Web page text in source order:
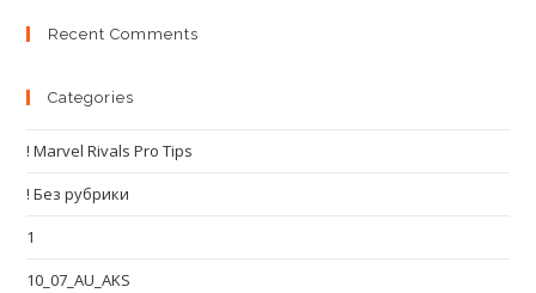
Recent Comments
Categories
! Marvel Rivals Pro Tips
! Без рубрики
1
10_07_AU_AKS